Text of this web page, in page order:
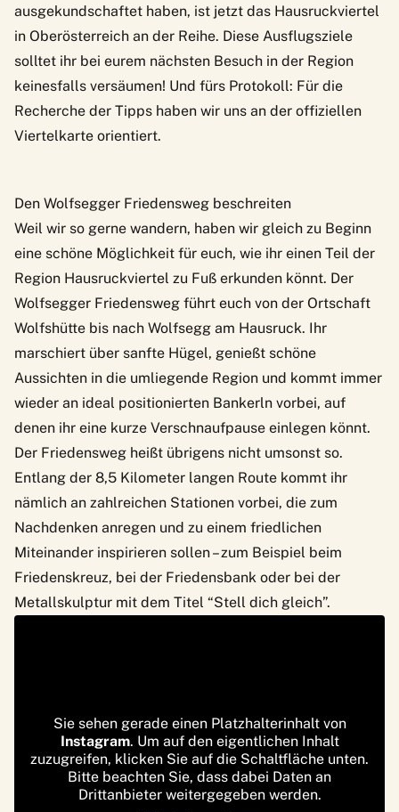
ausgekundschaftet haben, ist jetzt das Hausruckviertel
in Oberösterreich an der Reihe. Diese Ausflugsziele
solltet ihr bei eurem nächsten Besuch in der Region
keinesfalls versäumen! Und fürs Protokoll: Für die
Recherche der Tipps haben wir uns an der offiziellen
Viertelkarte orientiert.
Den Wolfsegger Friedensweg beschreiten
Weil wir so gerne wandern, haben wir gleich zu Beginn
eine schöne Möglichkeit für euch, wie ihr einen Teil der
Region Hausruckviertel zu Fuß erkunden könnt. Der
Wolfsegger Friedensweg führt euch von der Ortschaft
Wolfshütte bis nach Wolfsegg am Hausruck. Ihr
marschiert über sanfte Hügel, genießt schöne
Aussichten in die umliegende Region und kommt immer
wieder an ideal positionierten Bankerln vorbei, auf
denen ihr eine kurze Verschnaufpause einlegen könnt.
Der Friedensweg heißt übrigens nicht umsonst so.
Entlang der 8,5 Kilometer langen Route kommt ihr
nämlich an zahlreichen Stationen vorbei, die zum
Nachdenken anregen und zu einem friedlichen
Miteinander inspirieren sollen – zum Beispiel beim
Friedenskreuz, bei der Friedensbank oder bei der
Metallskulptur mit dem Titel “Stell dich gleich”.
Sie sehen gerade einen Platzhalterinhalt von
Instagram. Um auf den eigentlichen Inhalt
zuzugreifen, klicken Sie auf die Schaltfläche unten.
Bitte beachten Sie, dass dabei Daten an
Drittanbieter weitergegeben werden.